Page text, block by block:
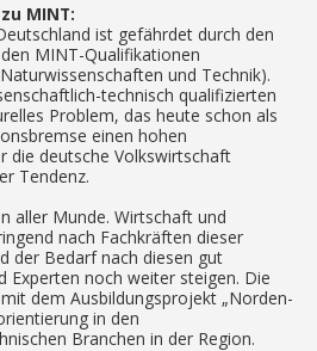
MINT:
ist gefährdet durch den
MINT-Qualifikationen
und Technik).
technisch qualifizierten
Problem, das heute schon als
einen hohen
die deutsche Volkswirtschaft
Tendenz.
aller Munde. Wirtschaft und
nach Fachkräften dieser
der Bedarf nach diesen gut
Experten noch weiter steigen. Die
dem Ausbildungsprojekt „Norden-
in den
Branchen in der Region.